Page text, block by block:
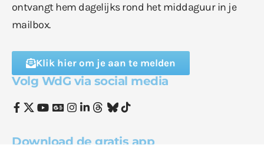
ontvangt hem dagelijks rond het middaguur in je
mailbox.
Klik hier om je aan te melden
Volg WdG via social media
Download de gratis app